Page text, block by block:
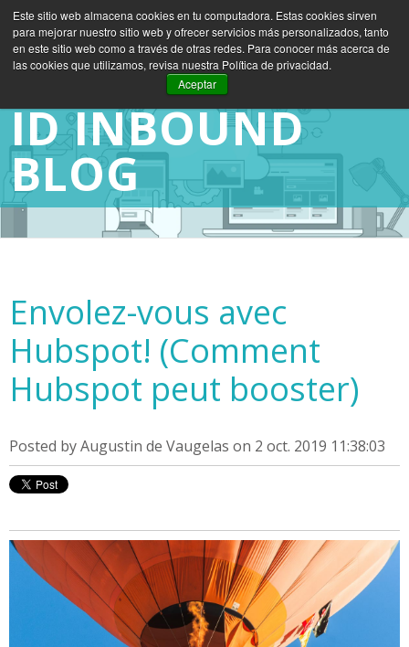
Este sitio web almacena cookies en tu computadora. Estas cookies sirven
para mejorar nuestro sitio web y ofrecer servicios más personalizados, tanto
en este sitio web como a través de otras redes. Para conocer más acerca de
las cookies que utilizamos, revisa nuestra Política de privacidad.
Aceptar
ES EN FR
ID INBOUND
BLOG
Envolez-vous avec
Hubspot! (Comment
Hubspot peut booster)
Posted byAugustin de Vaugelas on 2 oct. 2019 11:38:03